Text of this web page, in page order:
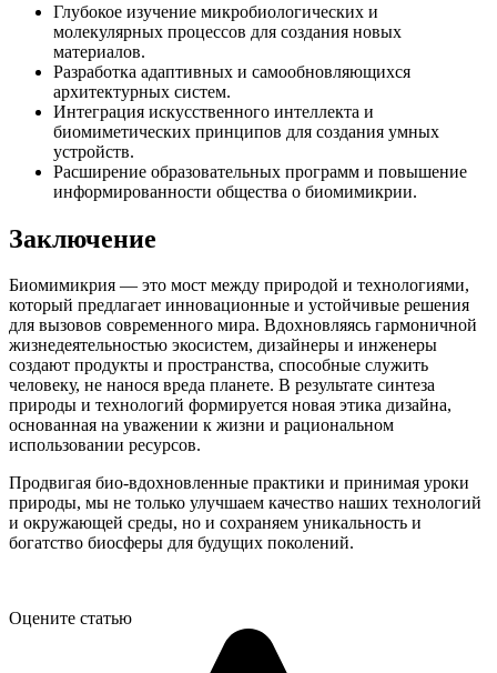
Глубокое изучение микробиологических и
молекулярных процессов для создания новых
материалов.
Разработка адаптивных и самообновляющихся
архитектурных систем.
Интеграция искусственного интеллекта и
биомиметических принципов для создания умных
устройств.
Расширение образовательных программ и повышение
информированности общества о биомимикрии.
Заключение
Биомимикрия — это мост между природой и технологиями,
который предлагает инновационные и устойчивые решения
для вызовов современного мира. Вдохновляясь гармоничной
жизнедеятельностью экосистем, дизайнеры и инженеры
создают продукты и пространства, способные служить
человеку, не нанося вреда планете. В результате синтеза
природы и технологий формируется новая этика дизайна,
основанная на уважении к жизни и рациональном
использовании ресурсов.
Продвигая био-вдохновленные практики и принимая уроки
природы, мы не только улучшаем качество наших технологий
и окружающей среды, но и сохраняем уникальность и
богатство биосферы для будущих поколений.
Оцените статью